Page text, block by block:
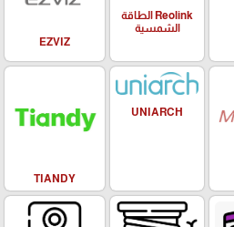
Reolink الطاقة
الشمسية
EZVIZ
UNIARCH
TIANDY